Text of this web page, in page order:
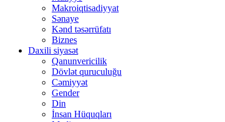
Makroiqtisadiyyat
Sənaye
Kənd təsərrüfatı
Biznes
Daxili siyasət
Qanunvericilik
Dövlət quruculuğu
Cəmiyyət
Gender
Din
İnsan Hüquqları